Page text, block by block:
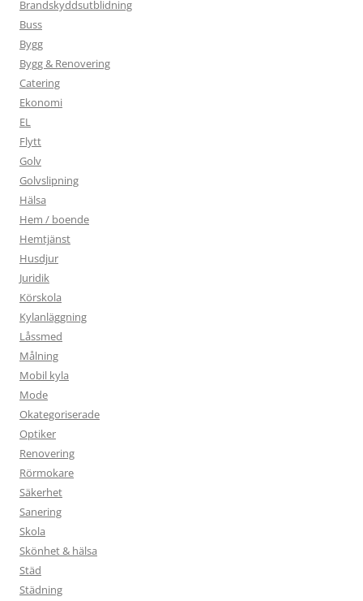
Brandskyddsutblidning
Buss
Bygg
Bygg & Renovering
Catering
Ekonomi
EL
Flytt
Golv
Golvslipning
Hälsa
Hem / boende
Hemtjänst
Husdjur
Juridik
Körskola
Kylanläggning
Låssmed
Målning
Mobil kyla
Mode
Okategoriserade
Optiker
Renovering
Rörmokare
Säkerhet
Sanering
Skola
Skönhet & hälsa
Städ
Städning